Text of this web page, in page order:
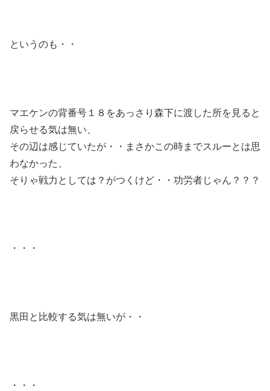
というのも・・
マエケンの背番号１８をあっさり森下に渡した所を見ると
戻らせる気は無い、
その辺は感じていたが・・まさかこの時までスルーとは思
わなかった、
そりゃ戦力としては？がつくけど・・功労者じゃん？？？
・・・
黒田と比較する気は無いが・・
・・・